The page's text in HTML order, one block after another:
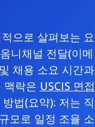
으로 살펴보는 요
니채널 전달(이메
채용 소요 시간과
맥락은 USCIS 면접
법(요약): 저는 직
모로 일정 조율 소